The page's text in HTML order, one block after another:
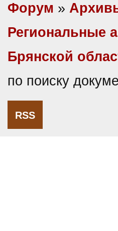
Форум »
Региональные
Брянской
по поиску
RSS